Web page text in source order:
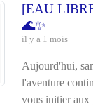
[EAU
🌊✨
il y a 1 mois
Aujourd'hui,
l'aventure
vous initier aux